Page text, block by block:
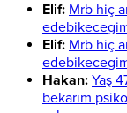
Elif: Mrb hiç
Elif: Mrb hiç
Hakan: Yaş
bekarım